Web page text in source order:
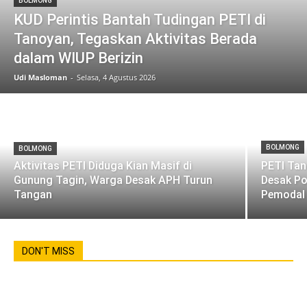
KUD Perintis Bantah Tudingan PETI di
Tanoyan, Tegaskan Aktivitas Berada
dalam WIUP Berizin
Udi Masloman - Selasa, 4 Agustus 2026
BOLMONG
Aktivitas PETI Diduga Kian Masif di
Gunung Tagin, Warga Desak APH Turun
Tangan
BOLMONG
PETI
Desak
DON'T MISS